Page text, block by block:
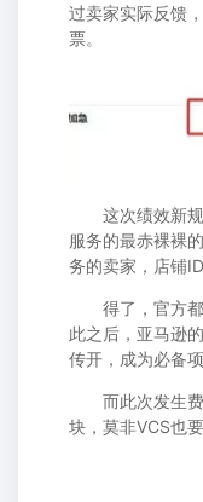
过卖家实际反馈
票。
这次绩效新规
服务的最赤裸裸
务的卖家，店铺
得了，官方都
此之后，亚马逊
传开，成为必备项
而此次发生费
块，莫非VCS也